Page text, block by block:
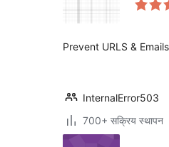
Prevent URLS &
InternalError503
700+ सक्रिय स्थापन